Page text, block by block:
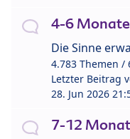
4-6 Monate
Die Sinne
4.783 Themen /
Letzter Beitrag
28. Jun 2026
7-12